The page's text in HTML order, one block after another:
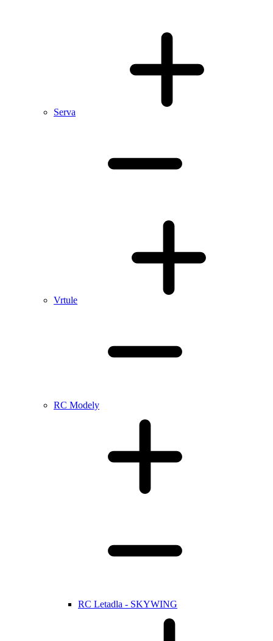
Serva
Vrtule
RC Modely
RC Letadla - SKYWING